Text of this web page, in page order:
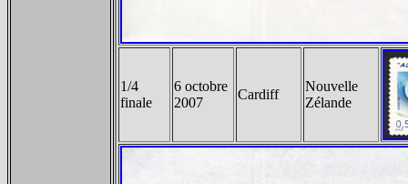
1/4
finale
6 octobre
2007
Cardiff
Nouvelle
Zélande